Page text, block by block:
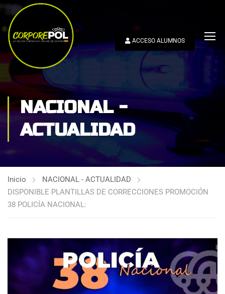
ACCESO ALUMNOS
NACIONAL -
ACTUALIDAD
Inicio
NACIONAL - ACTUALIDAD
DISPONIBLE PLANTILLAS DE CORRECCIONES PROMOCIÓN
38 POLICÍA NACIONAL: